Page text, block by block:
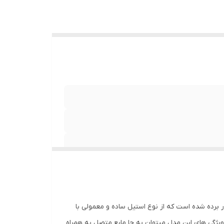
عمیق به عمق 23 سانتیمتر و ورق استیل 304 در این سینک به کار برده شده است که از نوع استیل ساده و معمولی با